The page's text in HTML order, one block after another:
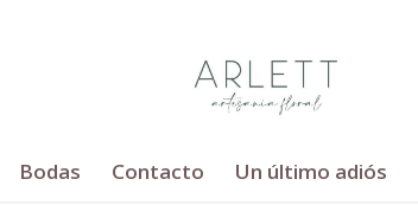
Bodas Contacto Un último adiós